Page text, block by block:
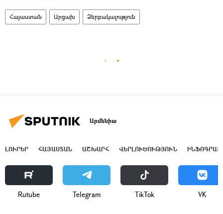
Հայաստան Արցախ Ձերբակալություն
Արմենիա
ԼՈՒՐԵՐ ՀԱՅԱՍՏԱՆ ԱՇԽԱՐՀ ՎԵՐԼՈՒԾՈՒԹՅՈՒՆ
Rutube Telegram ТikТоk VK